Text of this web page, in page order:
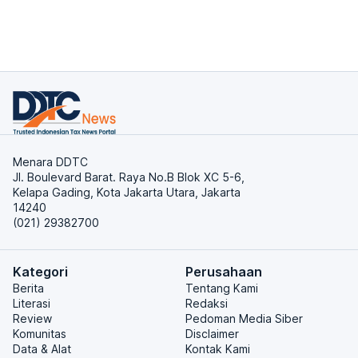
Menara DDTC
Jl. Boulevard Barat. Raya No.B Blok XC 5-6,
Kelapa Gading, Kota Jakarta Utara, Jakarta
14240
(021) 29382700
Kategori
Berita
Literasi
Review
Komunitas
Data & Alat
Perusahaan
Tentang Kami
Redaksi
Pedoman Media Siber
Disclaimer
Kontak Kami